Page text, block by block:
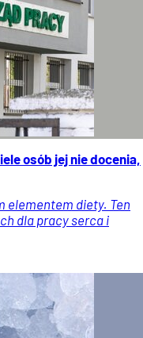
osób jej nie docenia,
elementem diety. Ten
dla pracy serca i